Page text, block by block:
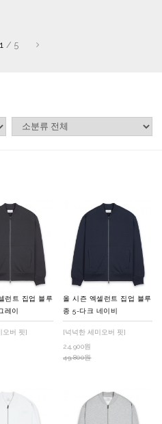
1 / 5
런트 집업 블루
레이
오버 핏]
올 시즌 엑셀런트 집업 블루
종 5-다크 네이비
[넉넉한 세미오버 핏]
24,900원
49,800원